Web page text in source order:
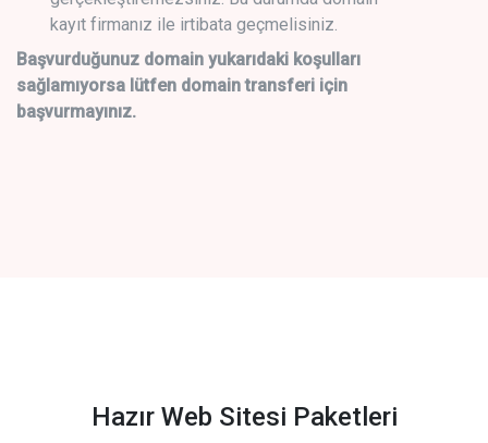
kayıt firmanız ile irtibata geçmelisiniz.
Başvurduğunuz domain yukarıdaki koşulları
sağlamıyorsa lütfen domain transferi için
başvurmayınız.
Hazır Web Sitesi Paketleri